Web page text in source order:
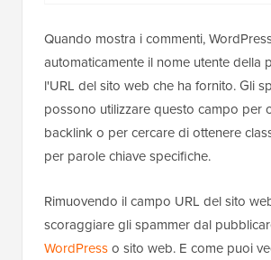
Quando mostra i commenti,
automaticamente il nome utente della
l'URL del sito web che ha fornito. Gli
possono utilizzare questo campo per
backlink o per cercare di ottenere
per parole chiave specifiche.
Rimuovendo il campo URL del sito
scoraggiare gli spammer dal
WordPresso sito web. E come puoi